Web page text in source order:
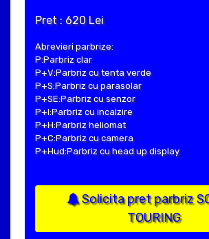
Pret : 620 Lei
Abrevieri parbrize:
P:Parbriz clar
P+V:Parbriz cu tenta verde
P+S:Parbriz cu parasolar
P+SE:Parbriz cu senzor
P+I:Parbriz cu incalzire
P+H:Parbriz heliomat
P+C:Parbriz cu camera
P+Hud:Parbriz cu head up display
Solicita pret parbriz
TOURING